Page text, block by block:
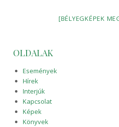
[BÉLYEGKÉPEK
OLDALAK
Események
Hírek
Interjúk
Kapcsolat
Képek
Könyvek